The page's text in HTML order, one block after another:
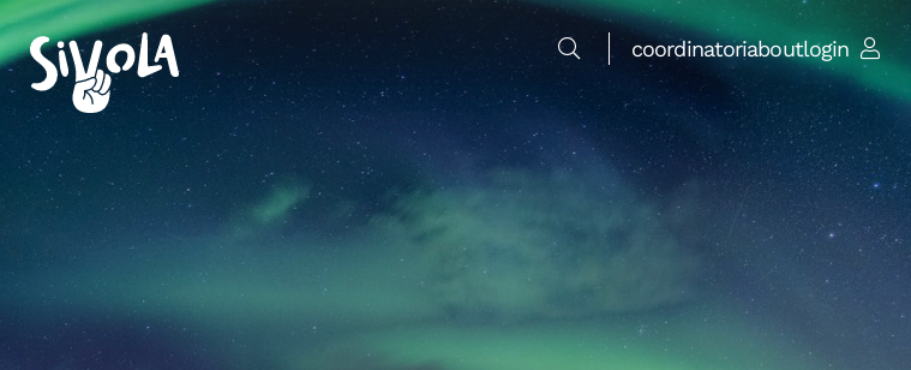
coordinatoriaboutlogin